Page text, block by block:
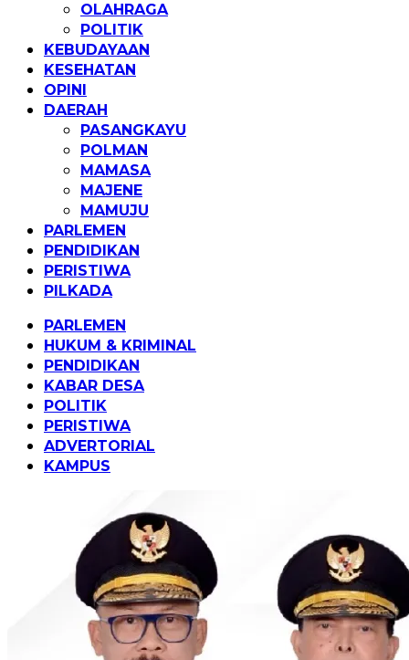
OLAHRAGA
POLITIK
KEBUDAYAAN
KESEHATAN
OPINI
DAERAH
PASANGKAYU
POLMAN
MAMASA
MAJENE
MAMUJU
PARLEMEN
PENDIDIKAN
PERISTIWA
PILKADA
PARLEMEN
HUKUM & KRIMINAL
PENDIDIKAN
KABAR DESA
POLITIK
PERISTIWA
ADVERTORIAL
KAMPUS